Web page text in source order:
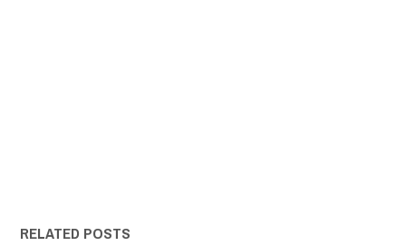
RELATED POSTS